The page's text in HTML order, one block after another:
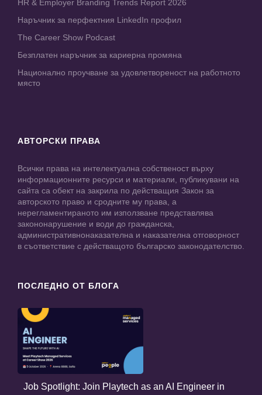
HR & Employer Branding Trends Report 2026
Наръчник за перфектния LinkedIn профил
The Career Show Podcast
Безплатен наръчник за кариерна промяна
Национално проучване за удовлетвореност на работното
място
АВТОРСКИ ПРАВА
Всички права на интелектуална собственост върху
информационните ресурси и материали, публикувани на
сайта са обект на закрила по действащия Закон за
авторското право и сродните му права, а
нерегламентираното им използване представлява
закононарушение и води до гражданска,
административнонаказателна и наказателна отговорност
в съответствие с действащото българско законодателство.
ПОСЛЕДНО ОТ БЛОГА
Job Spotlight: Join Playtech as an AI Engineer in